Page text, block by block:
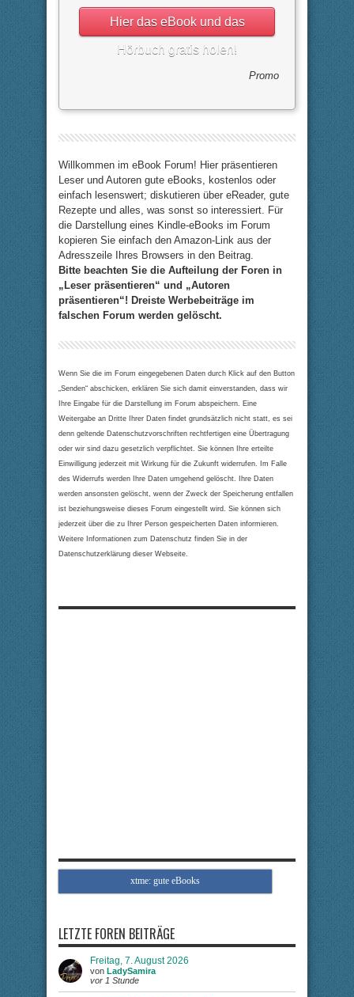
Hier das eBook und das
Hörbuch gratis holen!
Promo
Willkommen im eBook Forum! Hier präsentieren
Leser und Autoren gute eBooks, kostenlos oder
einfach lesenswert; diskutieren über eReader, gute
Rezepte und alles, was sonst so interessiert. Für
die Darstellung eines Kindle-eBooks im Forum
kopieren Sie einfach den Amazon-Link aus der
Adresszeile Ihres Browsers in den Beitrag.
Bitte beachten Sie die Aufteilung der Foren in
„Leser präsentieren“ und „Autoren
präsentieren“! Dreiste Werbebeiträge im
falschen Forum werden gelöscht.
Wenn Sie die im Forum eingegebenen Daten durch Klick auf den Button
„Senden“ abschicken, erklären Sie sich damit einverstanden, dass wir
Ihre Eingabe für die Darstellung im Forum abspeichern. Eine
Weitergabe an Dritte Ihrer Daten findet grundsätzlich nicht statt, es sei
denn geltende Datenschutzvorschriften rechtfertigen eine Übertragung
oder wir sind dazu gesetzlich verpflichtet. Sie können Ihre erteilte
Einwilligung jederzeit mit Wirkung für die Zukunft widerrufen. Im Falle
des Widerrufs werden Ihre Daten umgehend gelöscht. Ihre Daten
werden ansonsten gelöscht, wenn der Zweck der Speicherung entfallen
ist beziehungsweise dieses Forum eingestellt wird. Sie können sich
jederzeit über die zu Ihrer Person gespeicherten Daten informieren.
Weitere Informationen zum Datenschutz finden Sie in der
Datenschutzerklärung dieser Webseite.
xtme: gute eBooks
LETZTE FOREN BEITRÄGE
Freitag, 7. August 2026
von LadySamira
vor 1 Stunde